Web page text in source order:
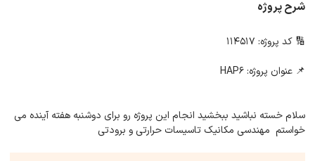
شرح پروژه
🔢 کد پروژه: 114517
📌 عنوان پروژه: HAP6
سلام خسته نباشید ببخشید انجام این پروژه رو برای دوشنبه هفته آینده می
خواستم مهندسی مکانیک تاسیسات حرارتی و برودتی